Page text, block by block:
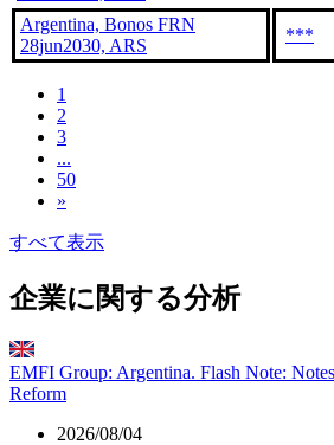
Argentina, Bonos FRN
28jun2030, ARS
***
1
2
3
...
50
»
すべて表示
企業に関する分析
EMFI Group: Argentina. Flash Note:
Reform
2026/08/04